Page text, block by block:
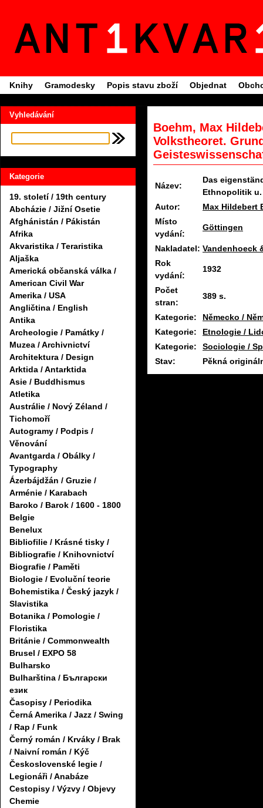
Knihy Gramodesky Popis stavu zboží Objednat
Vyhledávání
Kategorie
19. století / 19th century
Abcházie / Jižní Osetie
Afghánistán / Pákistán
Afrika
Akvaristika / Teraristika
Aljaška
Americká občanská válka /
American Civil War
Amerika / USA
Angličtina / English
Antika
Archeologie / Památky /
Muzea / Archivnictví
Architektura / Design
Arktida / Antarktida
Asie / Buddhismus
Atletika
Austrálie / Nový Zéland /
Tichomoří
Autogramy / Podpis /
Věnování
Avantgarda / Obálky /
Typography
Ázerbájdžán / Gruzie /
Arménie / Karabach
Baroko / Barok / 1600 - 1800
Belgie
Benelux
Bibliofilie / Krásné tisky /
Bibliografie / Knihovnictví
Biografie / Paměti
Biologie / Evoluční teorie
Bohemistika / Český jazyk /
Slavistika
Botanika / Pomologie /
Floristika
Británie / Commonwealth
Brusel / EXPO 58
Bulharsko
Bulharština / Български
език
Časopisy / Periodika
Černá Amerika / Jazz / Swing
/ Rap / Funk
Černý román / Krváky / Brak
/ Naivní román / Kýč
Československé legie /
Legionáři / Anabáze
Cestopisy / Výzvy / Objevy
Chemie
Boehm, Max
Volkstheoret.
Název:
Das
Ethnopolitik
Autor:
Max Hildebert
Místo
vydání:
Göttingen
Nakladatel: Vandenhoeck
Rok
vydání:
1932
Počet
stran:
389 s.
Kategorie:
Německo /
Kategorie:
Etnologie /
Kategorie:
Sociologie /
Stav:
Pěkná